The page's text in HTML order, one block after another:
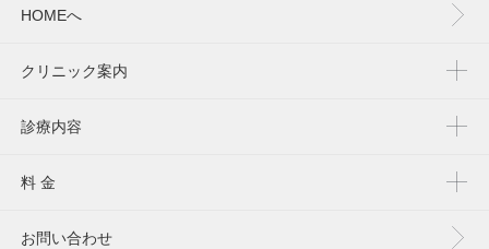
HOMEへ
クリニック案内
診療内容
料 金
お問い合わせ